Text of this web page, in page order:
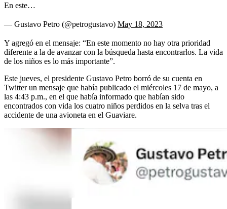
En este…
— Gustavo Petro (@petrogustavo) May 18, 2023
Y agregó en el mensaje: “En este momento no hay otra prioridad
diferente a la de avanzar con la búsqueda hasta encontrarlos. La vida
de los niños es lo más importante”.
Este jueves, el presidente Gustavo Petro borró de su cuenta en
Twitter un mensaje que había publicado el miércoles 17 de mayo, a
las 4:43 p.m., en el que había informado que habían sido
encontrados con vida los cuatro niños perdidos en la selva tras el
accidente de una avioneta en el Guaviare.